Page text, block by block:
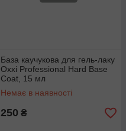
База каучукова для гель-лаку
Oxxi Professional Hard Base
Coat, 15 мл
Немає в наявності
250 ₴